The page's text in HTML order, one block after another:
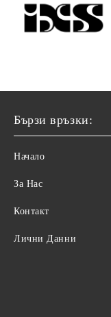
Бързи връзки:
Начало
За Нас
Контакт
Лични Данни